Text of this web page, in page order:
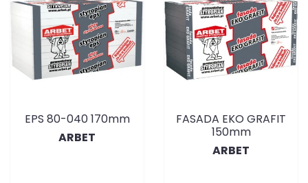
EPS 80-040 170mm
ARBET
FASADA EKO GRAFIT
150mm
ARBET